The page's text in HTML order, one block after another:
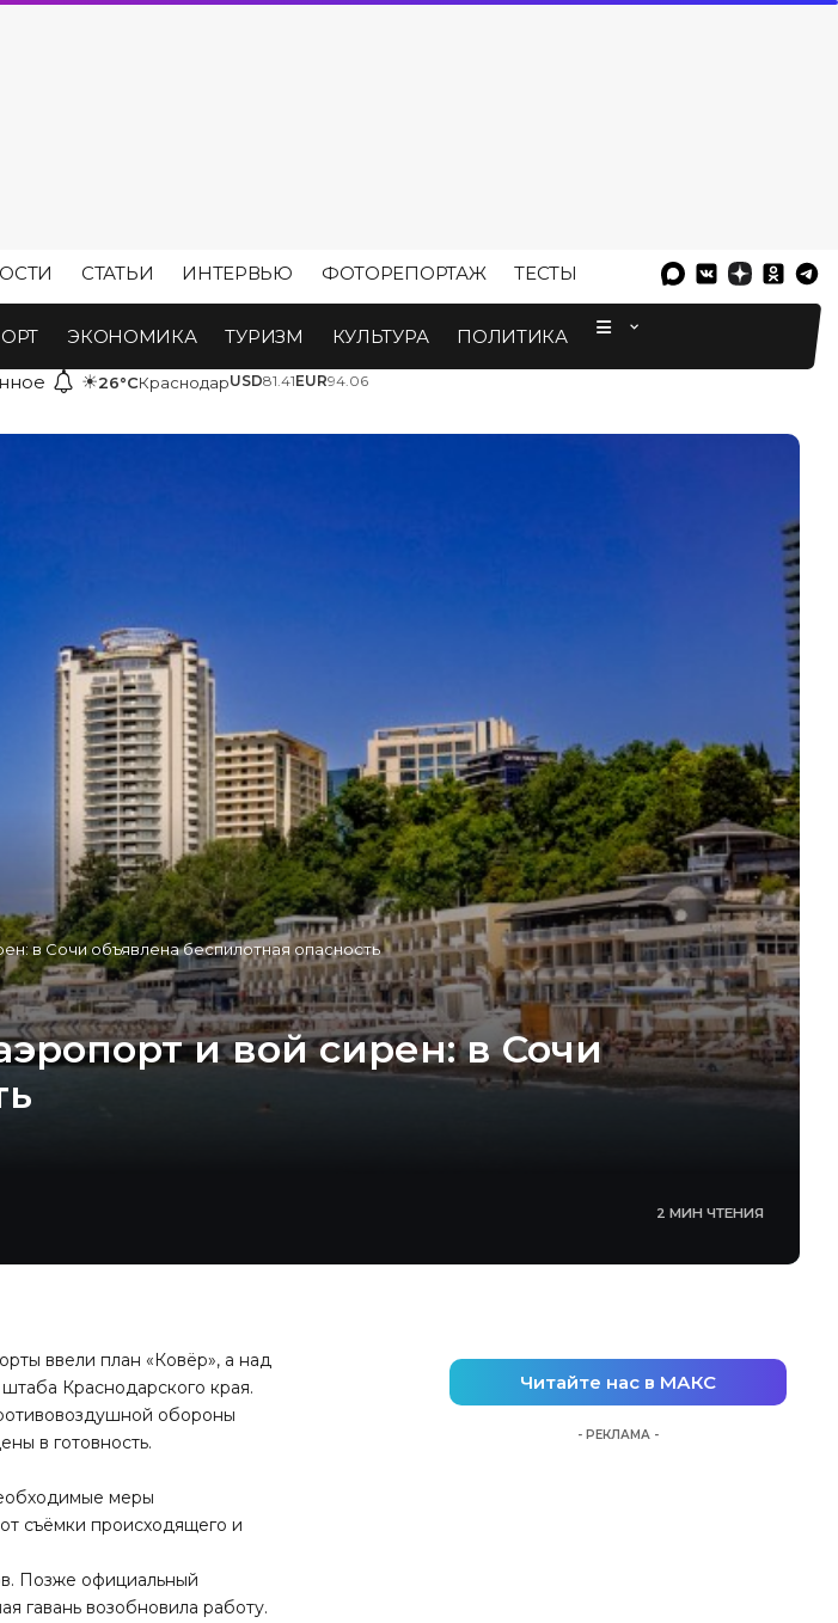
СТАТЬИ ИНТЕРВЬЮ ФОТОРЕПОРТАЖ ТЕСТЫ
ЭКОНОМИКА ТУРИЗМ КУЛЬТУРА ПОЛИТИКА
☀26°CКраснодарUSD81.41EUR94.06
в Сочи объявлена беспилотная опасность
и вой сирен: в Сочи
2 МИН ЧТЕНИЯ
ввели план «Ковёр», а над
Краснодарского края.
обороны
в готовность.
меры
съёмки происходящего и
Позже официальный
гавань возобновила работу.
Читайте нас в МАКС
- РЕКЛАМА -